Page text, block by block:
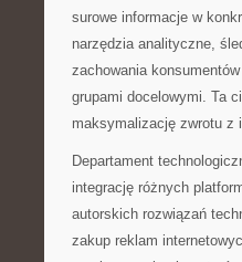
surowe informacje w
narzędzia analityczne,
zachowania
grupami docelowymi. Ta
maksymalizację zwrotu z
Departament
integrację różnych
autorskich rozwiązań
zakup reklam